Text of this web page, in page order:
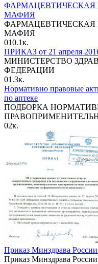
ФАРМАЦЕВТИЧЕСКАЯ
МАФИЯ
ФАРМАЦЕВТИЧЕСКАЯ
МАФИЯ
010.1к.
ПРИКАЗ от 21 апреля
МИНИСТЕРСТВО
ФЕДЕРАЦИИ
01.3к.
Нормативно правовые
по аптеке
ПОДБОРКА
02к.
Приказ Минздрава
Приказ Минздрава